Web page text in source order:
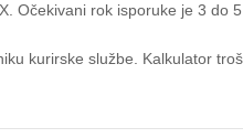
Očekivani rok isporuke je 3
kurirske službe. Kalkulator